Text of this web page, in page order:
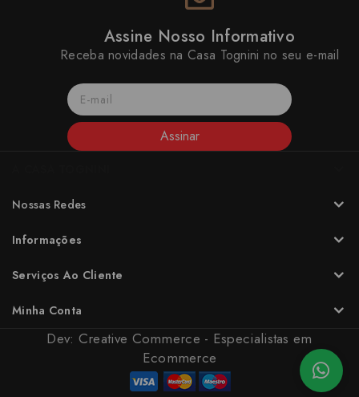
Assine Nosso Informativo
Receba novidades na Casa Tognini no seu e-mail
Assinar
Nossas Redes
Informações
Serviços Ao Cliente
Minha Conta
Dev: Creative Commerce - Especialistas em
Ecommerce